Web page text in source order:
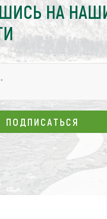
НА
*
ПОДПИСАТЬСЯ
ПОДПИСАТЬСЯ